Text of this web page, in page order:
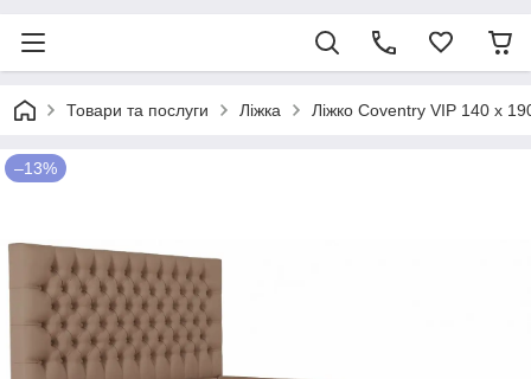
Товари та послуги Ліжка Ліжко Coventry VIP 140 х
–13%